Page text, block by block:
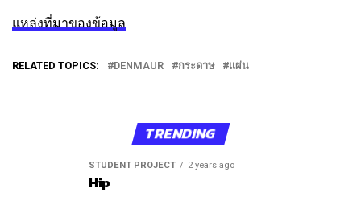
แหล่งที่มาของข้อมูล
RELATED TOPICS: DENMAUR กระดาษ แผ่น
TRENDING
STUDENT PROJECT 2 years ago
Hip